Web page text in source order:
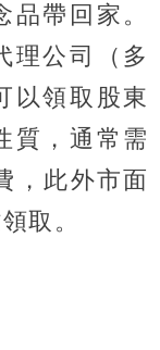
帶回家。
理公司（多
以領取股東
質，通常需
，此外市面
取。